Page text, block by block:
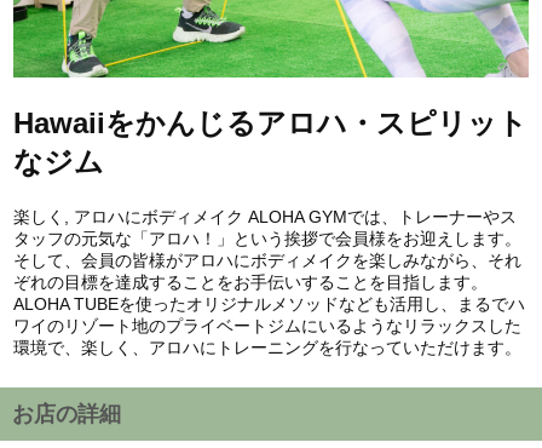
Hawaiiをかんじるアロハ・スピリット
なジム
楽しく, アロハにボディメイク ALOHA GYMでは、トレーナーやス
タッフの元気な「アロハ！」という挨拶で会員様をお迎えします。
そして、会員の皆様がアロハにボディメイクを楽しみながら、それ
ぞれの目標を達成することをお手伝いすることを目指します。
ALOHA TUBEを使ったオリジナルメソッドなども活用し、まるでハ
ワイのリゾート地のプライベートジムにいるようなリラックスした
環境で、楽しく、アロハにトレーニングを行なっていただけます。
お店の詳細